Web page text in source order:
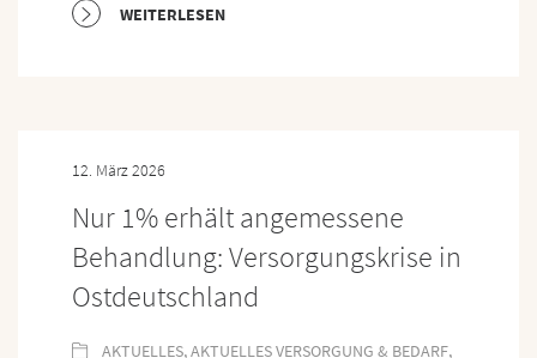
WEITERLESEN
12. März 2026
Nur 1% erhält angemessene
Behandlung: Versorgungskrise in
Ostdeutschland
AKTUELLES,AKTUELLES VERSORGUNG & BEDARF,